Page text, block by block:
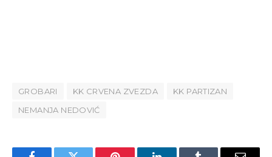
GROBARI KK CRVENA ZVEZDA
KK PARTIZAN
NEMANJA NEDOVIĆ